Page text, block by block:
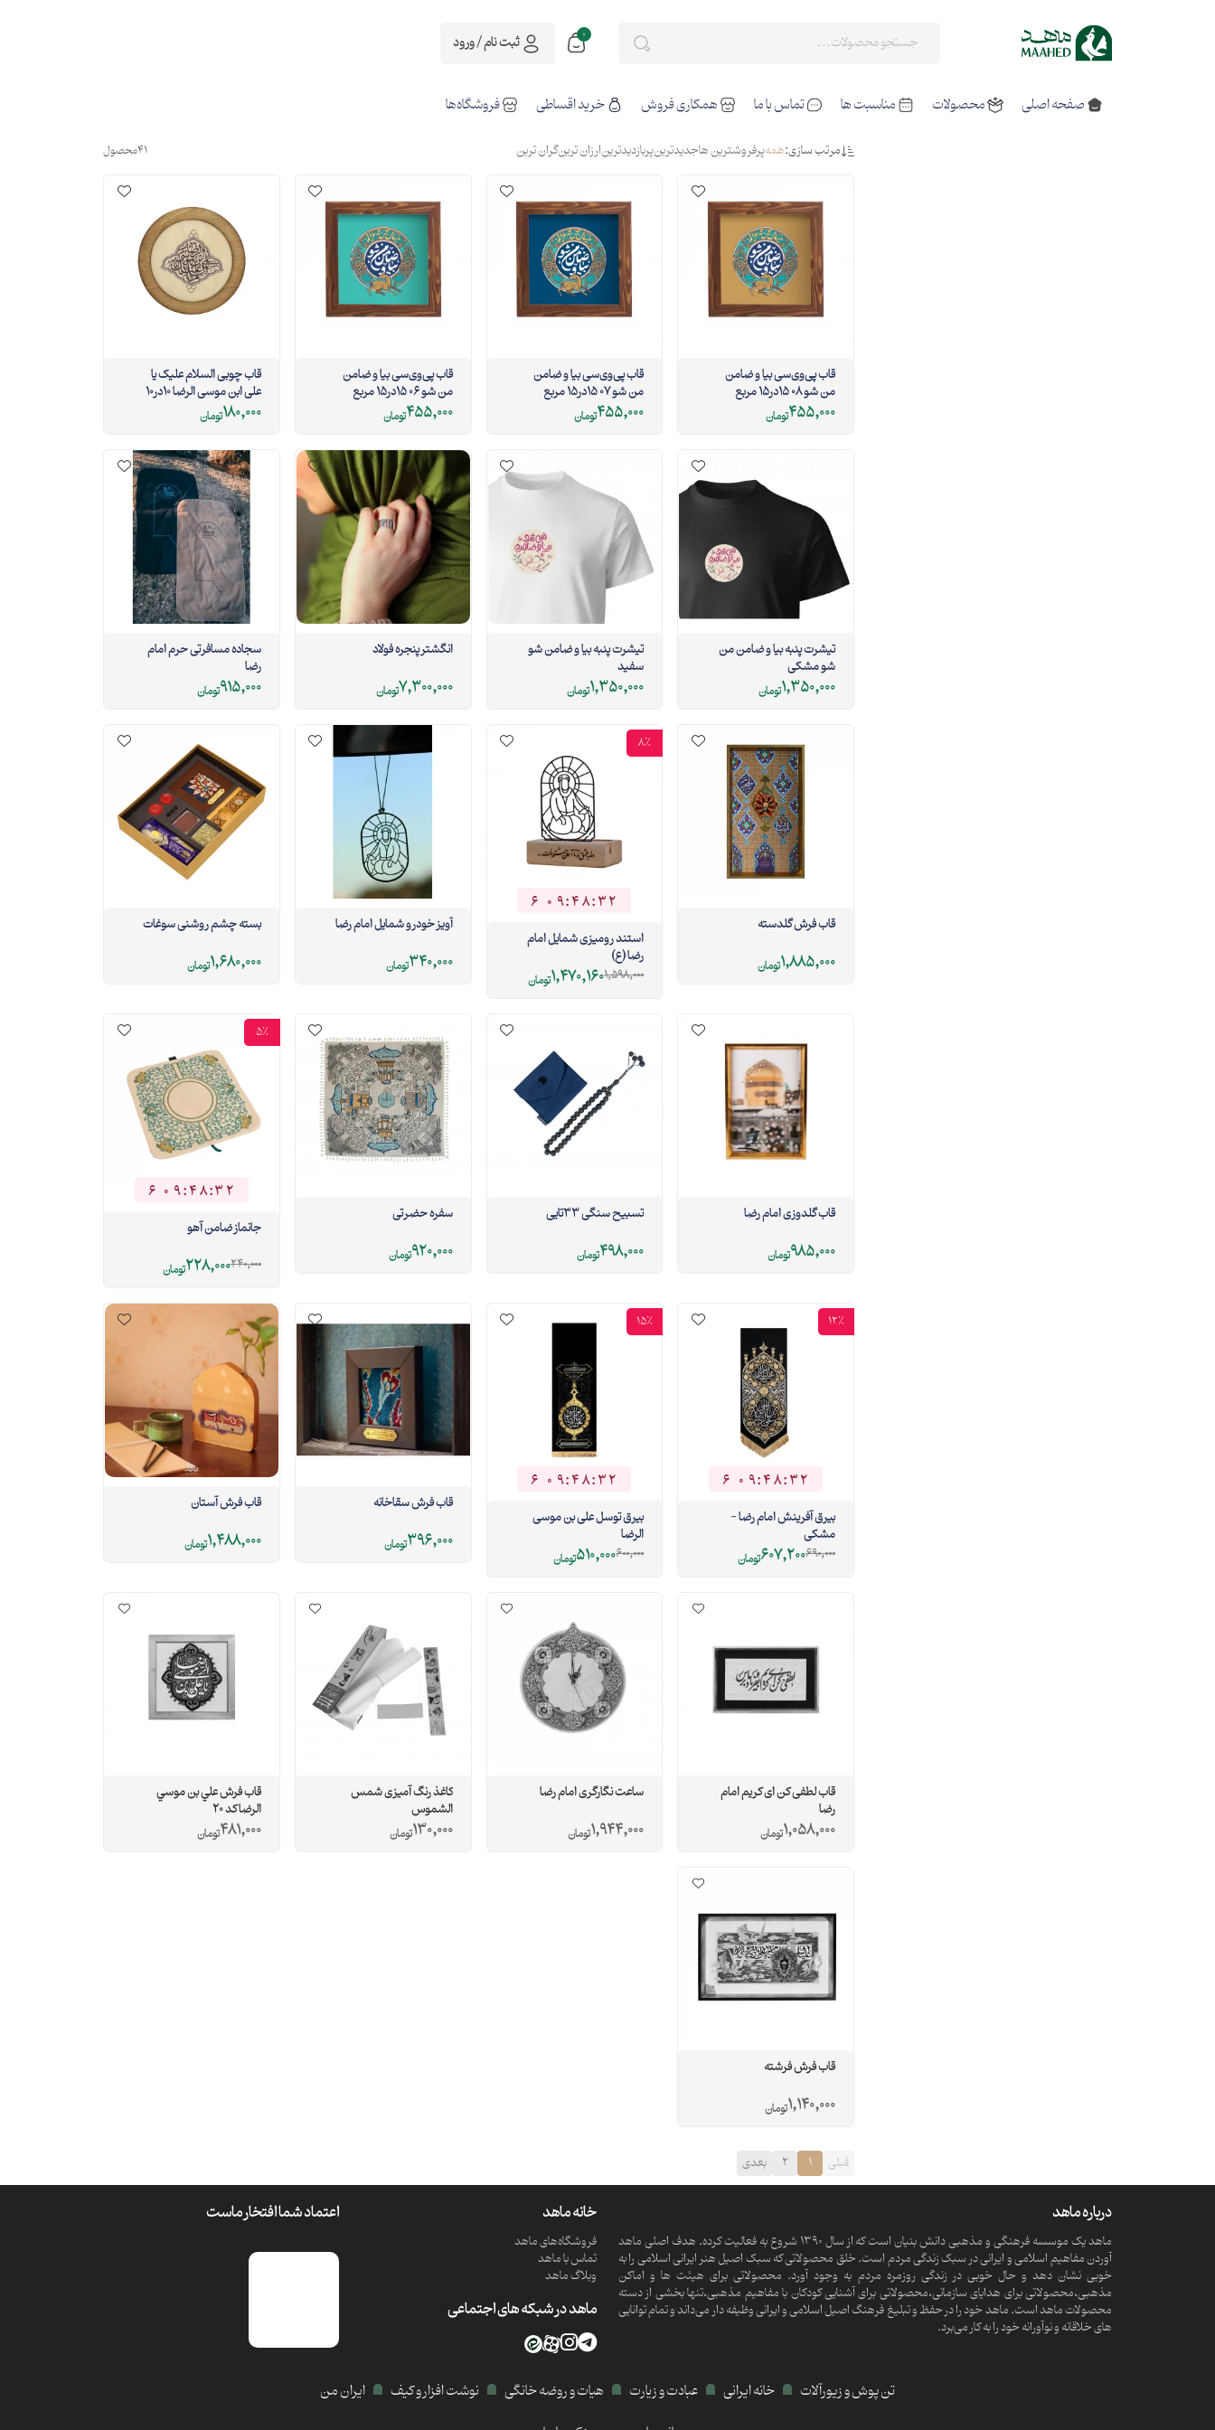
0 ثبت نام / ورود
صفحه اصلی محصولات مناسبت ها تماس با ما همکاری فروش خرید اقساطی فروشگاه‌ها
مرتب سازی:همهپرفروشترین هاجدیدترینپربازدیدترینارزان ترینگران ترین 41محصول
قاب پی‌وی‌سی بیا و ضامن
من شو 08 15در15 مربع
455,000تومان
قاب پی‌وی‌سی بیا و ضامن
من شو 07 15در15 مربع
455,000تومان
قاب پی‌وی‌سی بیا و ضامن
من شو 06 15در15 مربع
455,000تومان
قاب چوبی السلام علیک یا
علی ابن موسی الرضا 10در10
دایره
180,000تومان
تیشرت پنبه بیا و ضامن من
شو مشکی
1,350,000تومان
تیشرت پنبه بیا و ضامن شو
سفید
1,350,000تومان
انگشتر پنجره فولاد
7,300,000تومان
سجاده مسافرتی حرم امام
رضا
915,000تومان
قاب فرش گلدسته
1,885,000تومان
8%
6 0 9:48:3 1
استند رومیزی شمایل امام
رضا (ع)
1,598,000
1,470,160تومان
آویز خودرو شمایل امام رضا
340,000تومان
بسته چشم روشنی سوغات
1,680,000تومان
قاب گلدوزی امام رضا
985,000تومان
تسبیح سنگی 33تایی
498,000تومان
سفره حضرتی
920,000تومان
5%
6 0 9:48:3 1
جانماز ضامن آهو
240,000
228,000تومان
12%
6 0 9:48:3 1
بیرق آفرینش امام رضا -
مشکی
690,000
607,200تومان
15%
6 0 9:48:3 1
بیرق توسل علی بن موسی
الرضا
600,000
510,000تومان
قاب فرش سقاخانه
396,000تومان
قاب فرش آستان
1,488,000تومان
قاب لطفی کن ای کریم امام
رضا
1,058,000تومان
ساعت نگارگری امام رضا
1,944,000تومان
کاغذ رنگ آمیزی شمس
الشموس
130,000تومان
قاب فرش علي بن موسي
الرضا كد 20
481,000تومان
قاب فرش فرشته
1,140,000تومان
قبلی 1
2 بعدی
درباره ماهد
ماهد یک موسسه فرهنگی و مذهبی دانش بنیان است که از سال 1390 شروع به فعالیت کرده. هدف اصلی ماهد
آوردن مفاهیم اسلامی و ایرانی در سبک زندگی مردم است. خلق محصولاتی که سبک اصیل هنر ایرانی اسلامی را به
خوبی نشان دهد و حال خوبی در زندگی روزمره مردم به وجود آورد. محصولاتی برای هیئت ها و اماکن
مذهبی،محصولاتی برای هدایای سازمانی،محصولاتی برای آشنایی کودکان با مفاهیم مذهبی،تنها بخشی از دسته
محصولات ماهد است. ماهد خود را در حفظ و تبلیغ فرهنگ اصیل اسلامی و ایرانی وظیفه دار می‌داند و تمام توانایی
های خلاقانه و نوآورانه خود را به کار می‌برد.
خانه ماهد
فروشگاه‌های ماهد
تماس با ماهد
وبلاگ ماهد
ماهد در شبکه های اجتماعی
اعتماد شما افتخار ماست
تن پوش و زیورآلات خانه ایرانی عبادت و زیارت هیات و روضه خانگی نوشت افزار و کیف
ایران من